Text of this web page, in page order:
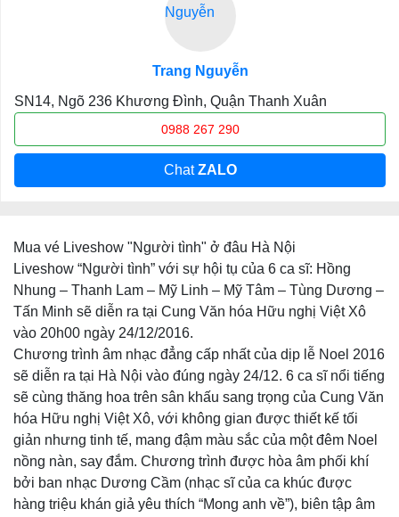
Trang Nguyễn
SN14, Ngõ 236 Khương Đình, Quận Thanh Xuân
0988 267 290
ChatZALO
Mua vé Liveshow "Người tình" ở đâu Hà Nội
Liveshow “Người tình” với sự hội tụ của 6 ca sĩ: Hồng
Nhung – Thanh Lam – Mỹ Linh – Mỹ Tâm – Tùng Dương –
Tấn Minh sẽ diễn ra tại Cung Văn hóa Hữu nghị Việt Xô
vào 20h00 ngày 24/12/2016.
Chương trình âm nhạc đẳng cấp nhất của dịp lễ Noel 2016
sẽ diễn ra tại Hà Nội vào đúng ngày 24/12. 6 ca sĩ nổi tiếng
sẽ cùng thăng hoa trên sân khấu sang trọng của Cung Văn
hóa Hữu nghị Việt Xô, với không gian được thiết kế tối
giản nhưng tinh tế, mang đậm màu sắc của một đêm Noel
nồng nàn, say đắm. Chương trình được hòa âm phối khí
bởi ban nhạc Dương Cầm (nhạc sĩ của ca khúc được
hàng triệu khán giả yêu thích “Mong anh về”), biên tập âm